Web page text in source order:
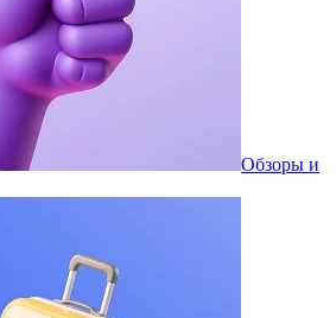
Обзоры и